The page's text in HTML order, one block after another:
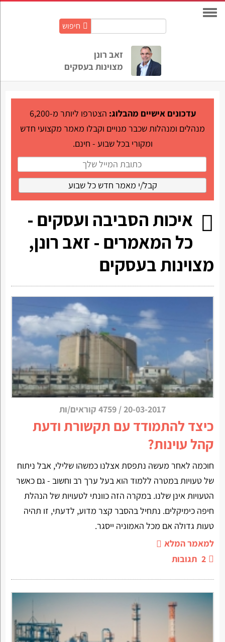
חיפוש
זאב רונן
מצוינות בעסקים
עדכונים אישיים מהבלוג:
הצטרפו ליותר מ-6,200
מנהלים ומנהלות שכבר מנויים וקבלו מאמר מקצועי חדש
ומקורי בכל שבוע - חינם.
איכות הסביבה ועסקים -
כל המאמרים - זאב רונן,
מצוינות בעסקים
20-03-2017
/ 4759 קוראים/ות
כיצד להתמודד עם תקשורת ודעת
קהל עוינות?
חוכמה לאחר מעשה נתפסת אצלנו כמשהו שלילי, אבל ניתוח
של טעויות במטרה ללמוד הוא בעל ערך רב וחשוב - גם כאשר
הטעויות אינן שלנו. במקרה הזה כוונתי לטעויות של הנהלת
חיפה כימיקלים. נתחיל בהסבר קצר מדוע, לדעתי, זו תהיה
טעות גדולה אם מכל האמוניה ייסגר.
למאמר המלא
2 תגובות